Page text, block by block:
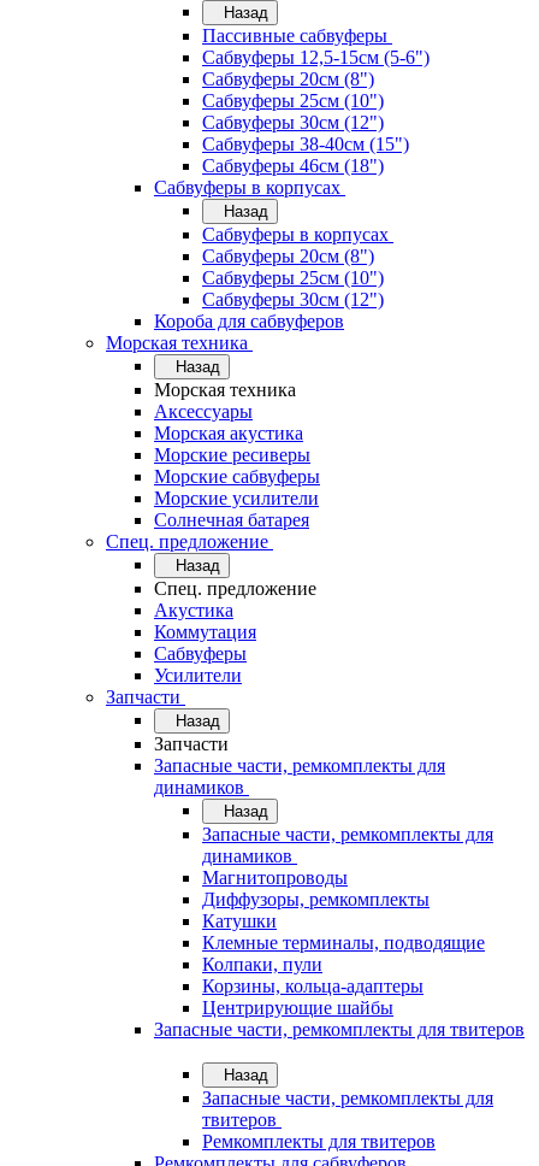
Назад
Пассивные сабвуферы
Сабвуферы 12,5-15см (5-6")
Сабвуферы 20см (8")
Сабвуферы 25см (10")
Сабвуферы 30см (12")
Сабвуферы 38-40см (15")
Сабвуферы 46см (18")
Сабвуферы в корпусах
Назад
Сабвуферы в корпусах
Сабвуферы 20см (8")
Сабвуферы 25см (10")
Сабвуферы 30см (12")
Короба для сабвуферов
Морская техника
Назад
Морская техника
Аксессуары
Морская акустика
Морские ресиверы
Морские сабвуферы
Морские усилители
Солнечная батарея
Спец. предложение
Назад
Спец. предложение
Акустика
Коммутация
Сабвуферы
Усилители
Запчасти
Назад
Запчасти
Запасные части, ремкомплекты для
динамиков
Назад
Запасные части, ремкомплекты для
динамиков
Магнитопроводы
Диффузоры, ремкомплекты
Катушки
Клемные терминалы, подводящие
Колпаки, пули
Корзины, кольца-адаптеры
Центрирующие шайбы
Запасные части, ремкомплекты для твитеров
Назад
Запасные части, ремкомплекты для
твитеров
Ремкомплекты для твитеров